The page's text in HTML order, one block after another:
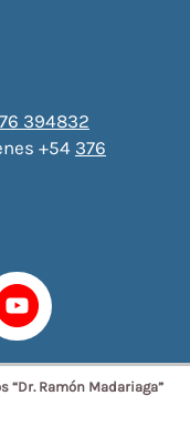
394832
+54 376
Ramón Madariaga”